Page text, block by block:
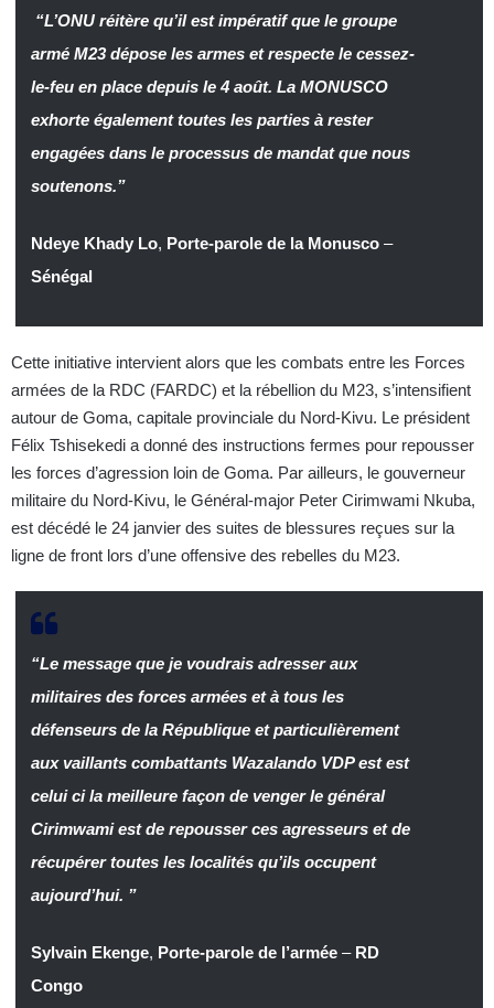
“L’ONU réitère qu’il est impératif que le groupe
armé M23 dépose les armes et respecte le cessez-
le-feu en place depuis le 4 août. La MONUSCO
exhorte également toutes les parties à rester
engagées dans le processus de mandat que nous
soutenons.”
Ndeye Khady Lo, Porte-parole de la Monusco–
Sénégal
Cette initiative intervient alors que les combats entre les Forces
armées de la RDC (FARDC) et la rébellion du M23, s’intensifient
autour de Goma, capitale provinciale du Nord-Kivu. Le président
Félix Tshisekedi a donné des instructions fermes pour repousser
les forces d’agression loin de Goma. Par ailleurs, le gouverneur
militaire du Nord-Kivu, le Général-major Peter Cirimwami Nkuba,
est décédé le 24 janvier des suites de blessures reçues sur la
ligne de front lors d’une offensive des rebelles du M23.
“Le message que je voudrais adresser aux
militaires des forces armées et à tous les
défenseurs de la République et particulièrement
aux vaillants combattants Wazalando VDP est est
celui ci la meilleure façon de venger le général
Cirimwami est de repousser ces agresseurs et de
récupérer toutes les localités qu’ils occupent
aujourd’hui. ”
Sylvain Ekenge, Porte-parole de l’armée– RD
Congo